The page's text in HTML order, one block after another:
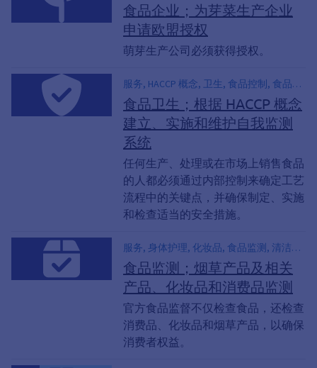
食品企业；为芽菜生产企业
申请欧盟授权
萌芽生产公司必须获得授权。
服务, HACCP 概念, 卫生, 食品控制, 食品监
测, 安全措施
食品卫生；根据 HACCP 概念
建立、实施和维护自我监测
系统
任何生产、处理或在市场上销售食品
的人都必须通过内部控制来确定工艺
流程中的关键点，并确保制定、实施
和检查适当的安全措施。
服务, 身体护理, 化妆品, 食品监测, 清洁剂,
清洁剂, 玩具, 烟草制品, 包装, 香烟
食品监测；烟草产品及相关
产品、化妆品和消费品监测
官方食品监督不仅检查食品，还检查
消费品、化妆品和烟草产品，以确保
消费者权益。